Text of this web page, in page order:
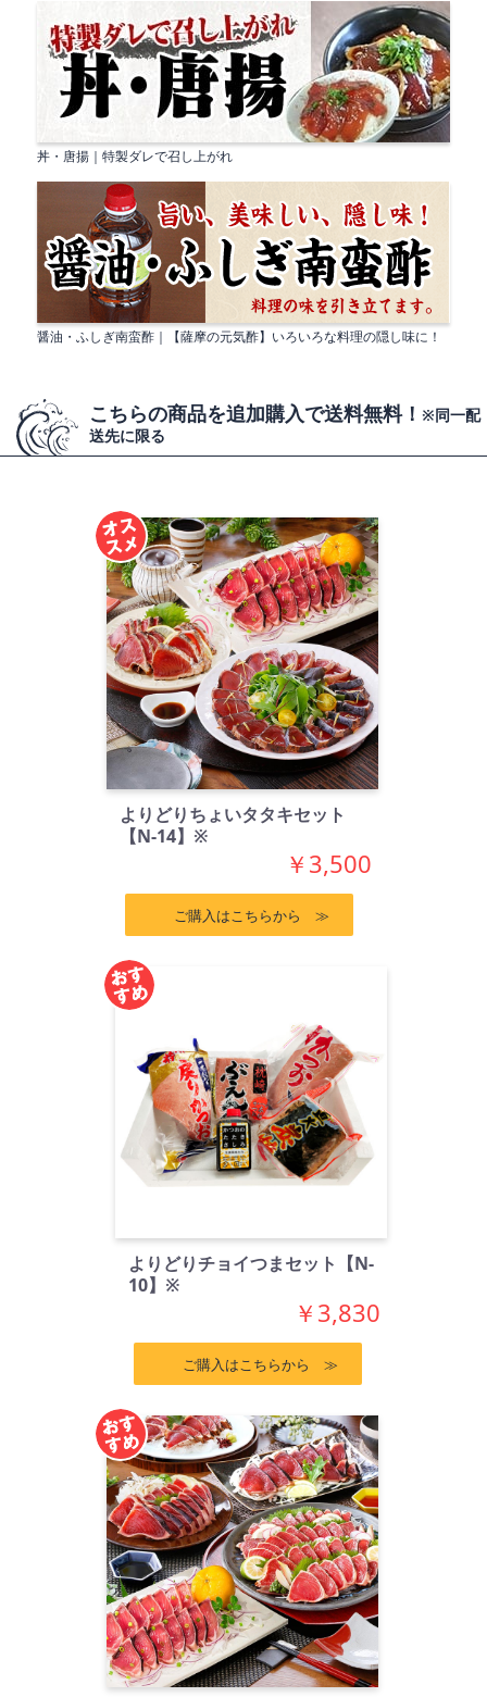
丼・唐揚｜特製ダレで召し上がれ
醤油・ふしぎ南蛮酢｜【薩摩の元気酢】いろいろな料理の隠し味に！
こちらの商品を追加購入で送料無料！ ※同一配
送先に限る
よりどりちょいタタキセット
【N-14】※
￥3,500
ご購入はこちらから ≫
よりどりチョイつまセット【N-
10】※
￥3,830
ご購入はこちらから ≫